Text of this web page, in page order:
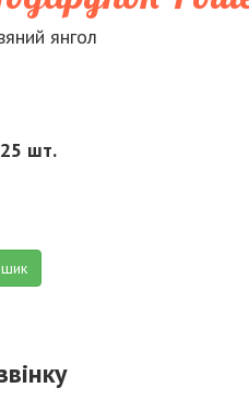
янгол
25 шт.